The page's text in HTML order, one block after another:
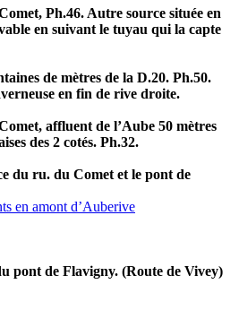
Ph.46. Autre source située en
en suivant le tuyau qui la capte
de mètres de la D.20. Ph.50.
en fin de rive droite.
affluent de l’Aube 50 mètres
des 2 cotés. Ph.32.
du ru. du Comet et le pont de
en amont d’Auberive
pont de Flavigny. (Route de Vivey)